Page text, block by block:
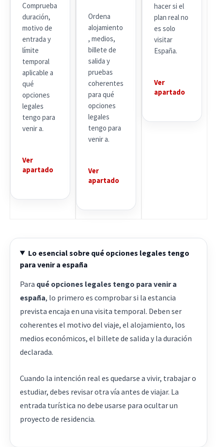
Comprueba
duración,
motivo de
entrada y
límite
temporal
aplicable a
qué
opciones
legales
tengo para
venir a.
Ver
apartado
Ordena
alojamiento
, medios,
billete de
salida y
pruebas
coherentes
para qué
opciones
legales
tengo para
venir a.
Ver
apartado
hacer si el
plan real no
es solo
visitar
España.
Ver
apartado
Lo esencial sobre qué opciones legales tengo
para venir a españa
Para qué opciones legales tengo para venir a
españa, lo primero es comprobar si la estancia
prevista encaja en una visita temporal. Deben ser
coherentes el motivo del viaje, el alojamiento, los
medios económicos, el billete de salida y la duración
declarada.
Cuando la intención real es quedarse a vivir, trabajar o
estudiar, debes revisar otra vía antes de viajar. La
entrada turística no debe usarse para ocultar un
proyecto de residencia.